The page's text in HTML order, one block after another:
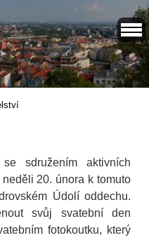
sdružením aktivních
20. února k tomuto
Údolí oddechu.
svůj svatební den
fotokoutku, který